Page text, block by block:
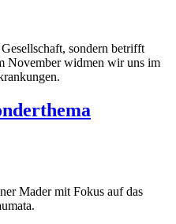
sondern betrifft
November widmen wir uns im
Mader mit Fokus auf das